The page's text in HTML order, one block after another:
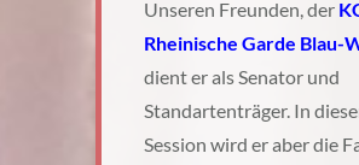
Unseren Freunden, der
Rheinische Garde Blau-
dient er als Senator und
Standartenträger. In
Session wird er aber die